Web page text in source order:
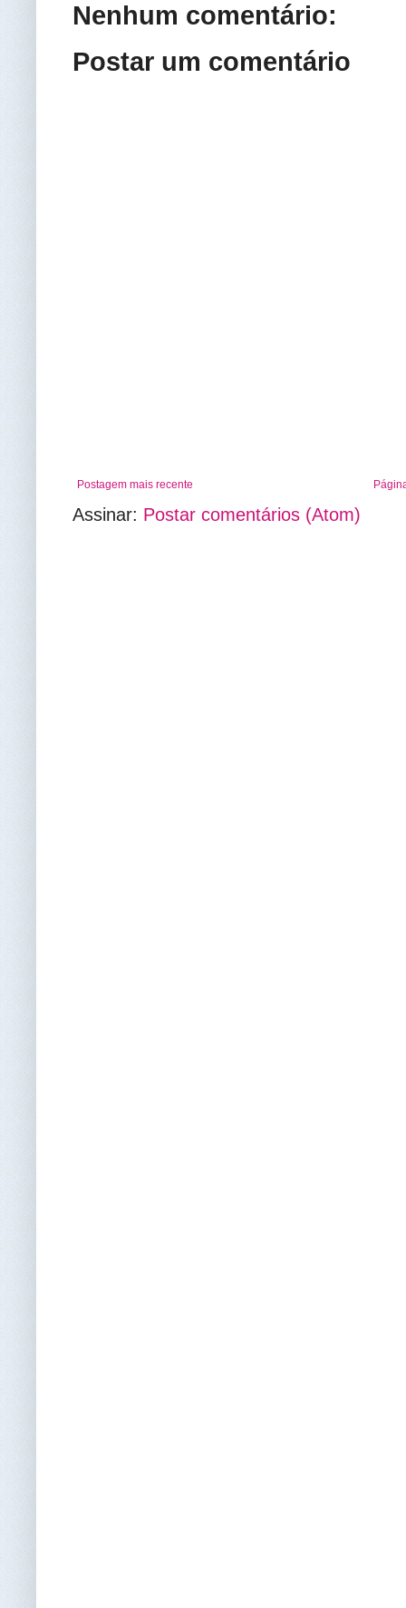
Nenhum comentário:
Postar um comentário
Postagem mais recente
Assinar: Postar comentários (Atom)